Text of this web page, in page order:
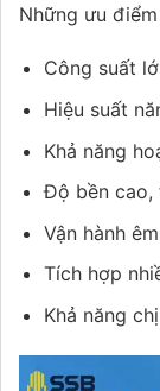
Những ưu
Công suất
Hiệu suất
Khả năng
Độ bền cao,
Vận hành
Tích hợp
Khả năng